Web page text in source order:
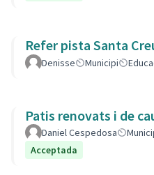
Refer pista Santa
Denisse Municipi
Patis renovats i de
Daniel Cespedosa
Acceptada